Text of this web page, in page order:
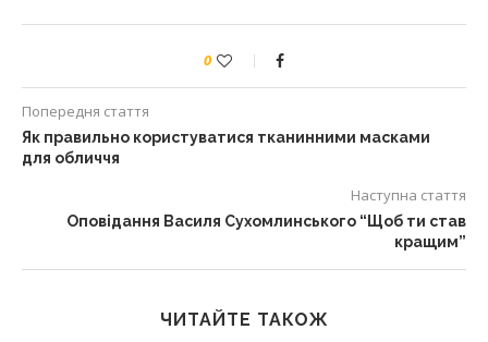
0
Попередня стаття
Як правильно користуватися тканинними масками
для обличчя
Наступна стаття
Оповідання Василя Сухомлинського “Щоб ти став
кращим”
ЧИТАЙТЕ ТАКОЖ